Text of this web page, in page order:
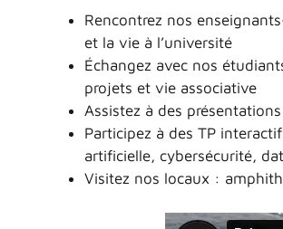
Rencontrez nos
et la vie à l’université
Échangez avec nos
projets et vie associative
Assistez à des
Participez à des TP
artificielle, cybersécurité,
Visitez nos locaux :